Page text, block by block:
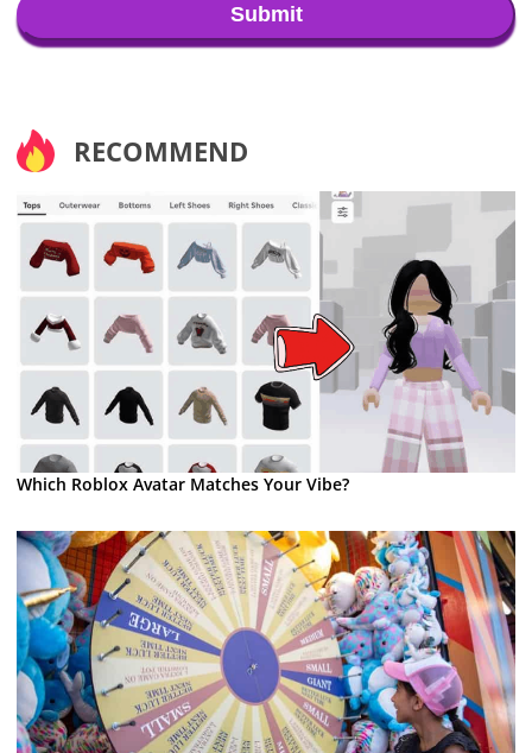
Submit
RECOMMEND
Which Roblox Avatar Matches Your Vibe?